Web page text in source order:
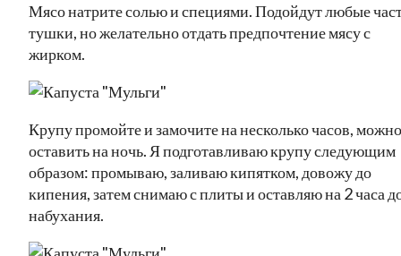
Мясо натрите солью и специями. Подойдут любые
тушки, но желательно отдать предпочтение мясу с
жирком.
Крупу промойте и замочите на несколько часов, можно
оставить на ночь. Я подготавливаю крупу следующим
образом: промываю, заливаю кипятком, довожу до
кипения, затем снимаю с плиты и оставляю на 2 часа
набухания.